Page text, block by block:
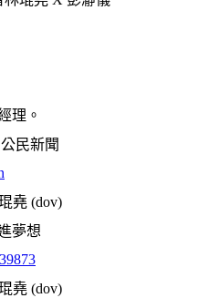
理。
民新聞
堯 (dov)
夢想
堯 (dov)